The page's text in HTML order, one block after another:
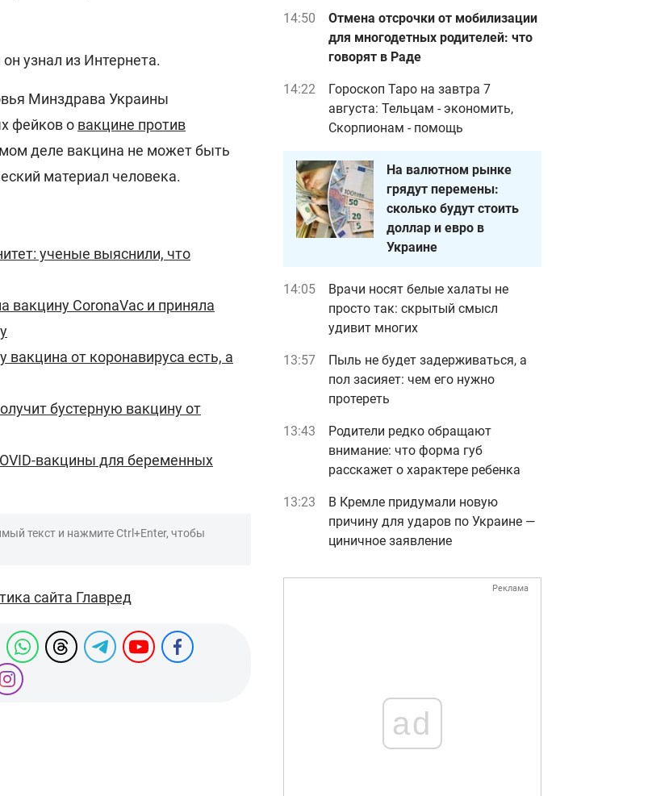
узнал из Интернета.
Минздрава Украины
фейков о вакцине против
деле вакцина не может быть
материал человека.
ученые выяснили, что
вакцину CoronaVac и приняла
от коронавируса есть, а
бустерную вакцину от
вакцины для беременных
текст и нажмите Ctrl+Enter, чтобы
сайта Главред
14:50
Отмена отсрочки от мобилизации
для многодетных родителей: что
говорят в Раде
14:22
Гороскоп Таро на завтра 7
августа: Тельцам - экономить,
Скорпионам - помощь
На валютном рынке
грядут перемены:
сколько будут стоить
доллар и евро в
Украине
14:05
Врачи носят белые халаты не
просто так: скрытый смысл
удивит многих
13:57
Пыль не будет задерживаться, а
пол засияет: чем его нужно
протереть
13:43
Родители редко обращают
внимание: что форма губ
расскажет о характере ребенка
13:23
В Кремле придумали новую
причину для ударов по Украине —
циничное заявление
Реклама
ad